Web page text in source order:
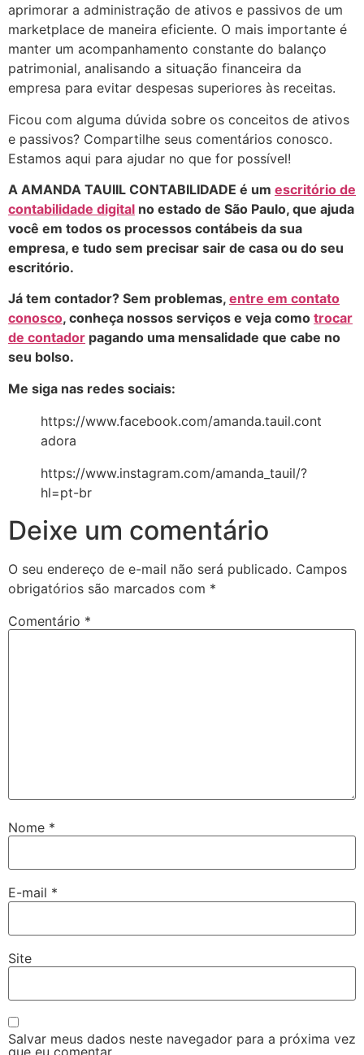
aprimorar a administração de ativos e passivos de um
marketplace de maneira eficiente. O mais importante é
manter um acompanhamento constante do balanço
patrimonial, analisando a situação financeira da
empresa para evitar despesas superiores às receitas.
Ficou com alguma dúvida sobre os conceitos de ativos
e passivos? Compartilhe seus comentários conosco.
Estamos aqui para ajudar no que for possível!
A AMANDA TAUIIL CONTABILIDADE é um escritório de
contabilidade digital no estado de São Paulo, que ajuda
você em todos os processos contábeis da sua
empresa, e tudo sem precisar sair de casa ou do seu
escritório.
Já tem contador? Sem problemas, entre em contato
conosco, conheça nossos serviços e veja como trocar
de contador pagando uma mensalidade que cabe no
seu bolso.
Me siga nas redes sociais:
https://www.facebook.com/amanda.tauil.cont
adora
https://www.instagram.com/amanda_tauil/?
hl=pt-br
Deixe um comentário
O seu endereço de e-mail não será publicado. Campos
obrigatórios são marcados com *
Comentário *
Nome *
E-mail *
Site
Salvar meus dados neste navegador para a próxima vez
que eu comentar.